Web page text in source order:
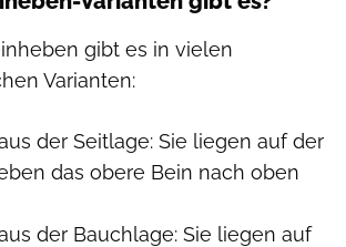
gibt es in vielen
Varianten:
der Seitlage: Sie liegen auf der
das obere Bein nach oben
der Bauchlage: Sie liegen auf